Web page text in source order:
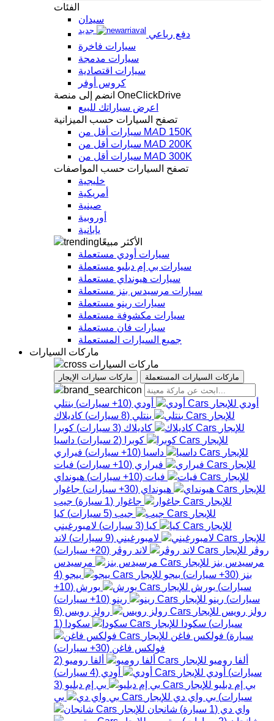
الفئات
سيدان
دفع رباعي
جديد
سيارات فاخرة
سيارات مدمجة
سيارات اقتصادية
كروس أوفر
انضم إلى منصة OneClickDrive
اعرض سياراتك للبيع
تصفح السيارات حسب الميزانية
سيارات أقل من MAD 150K
سيارات أقل من MAD 200K
سيارات أقل من MAD 300K
تصفح السيارات حسب المواصفات
خليجية
أمريكية
صينية
أوروبية
يابانية
الأكثر مبيعًا
سيارات أودي مستعملة
سيارات بي إم دبليو مستعملة
سيارات هيونداي مستعملة
سيارات مرسيدس بنز مستعملة
سيارات رينو مستعملة
سيارات مكشوفة مستعملة
سيارات فان مستعملة
جميع السيارات المستعملة
ماركات السيارات
ماركات السيارات
ماركات سيارات الإيجار ماركات السيارات المستعملة
أودي أودي (
10+ سيارات) بنتلي
بنتلي (
8 سيارات) كاديلاك
كاديلاك (
3 سيارات) كوبرا
كوبرا (
2 سيارات) داسيا
داسيا (
10+ سيارات) فيراري
فيراري (
10+ سيارات) فيات
فيات (
10+ سيارات) هيونداي
هيونداي (
30+ سيارات) جاغوار
جاغوار (
1 سيارة) جيب
جيب (
5 سيارات) كيا
كيا (
3 سيارات) لامبورغيني
لامبورغيني (
9 سيارات) لاند
روڤر
لاند روڤر (
20+ سيارات)
مرسيدس بنز
مرسيدس
بنز (
30+ سيارات) بيجو بيجو (
4
سيارات) بورش بورش (
10+
سيارات) رينو رينو (
10+ سيارات)
رولز رويس
رولز رويس (
6
سيارات) سكودا سكودا (
1
سيارة) فولكس فاغن
فولكس فاغن (
30+ سيارات)
ألفا روميو
ألفا روميو (
2
سيارات) أودي أودي (
4 سيارات)
بي إم دبليو
بي إم دبليو (
3
سيارات) بي واي دي
بي
واي دي (
1 سيارة) شانجان